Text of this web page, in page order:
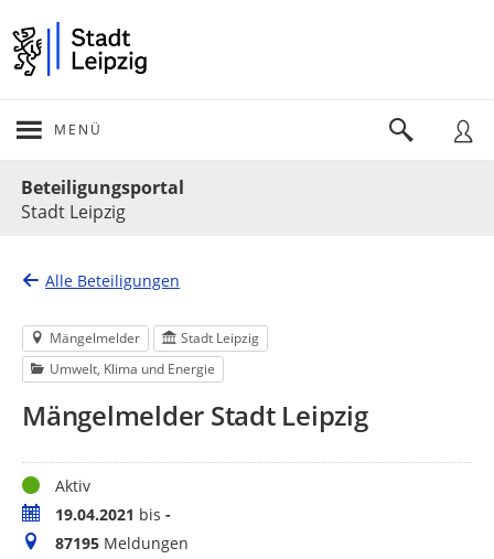
MENÜ
Beteiligungsportal
Stadt Leipzig
Alle Beteiligungen
Mängelmelder
Stadt Leipzig
Umwelt, Klima und Energie
Mängelmelder Stadt Leipzig
StatusAktiv
Zeitraum19.04.2021 bis -
Meldungen
87195 Meldungen